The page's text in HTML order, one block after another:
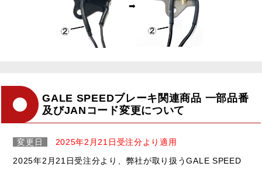
➡
GALE SPEEDブレーキ関連商品 一部品番
及びJANコード変更について
変更日
2025年2月21日受注分より適用
2025年2月21日受注分より、弊社が取り扱うGALE SPEED